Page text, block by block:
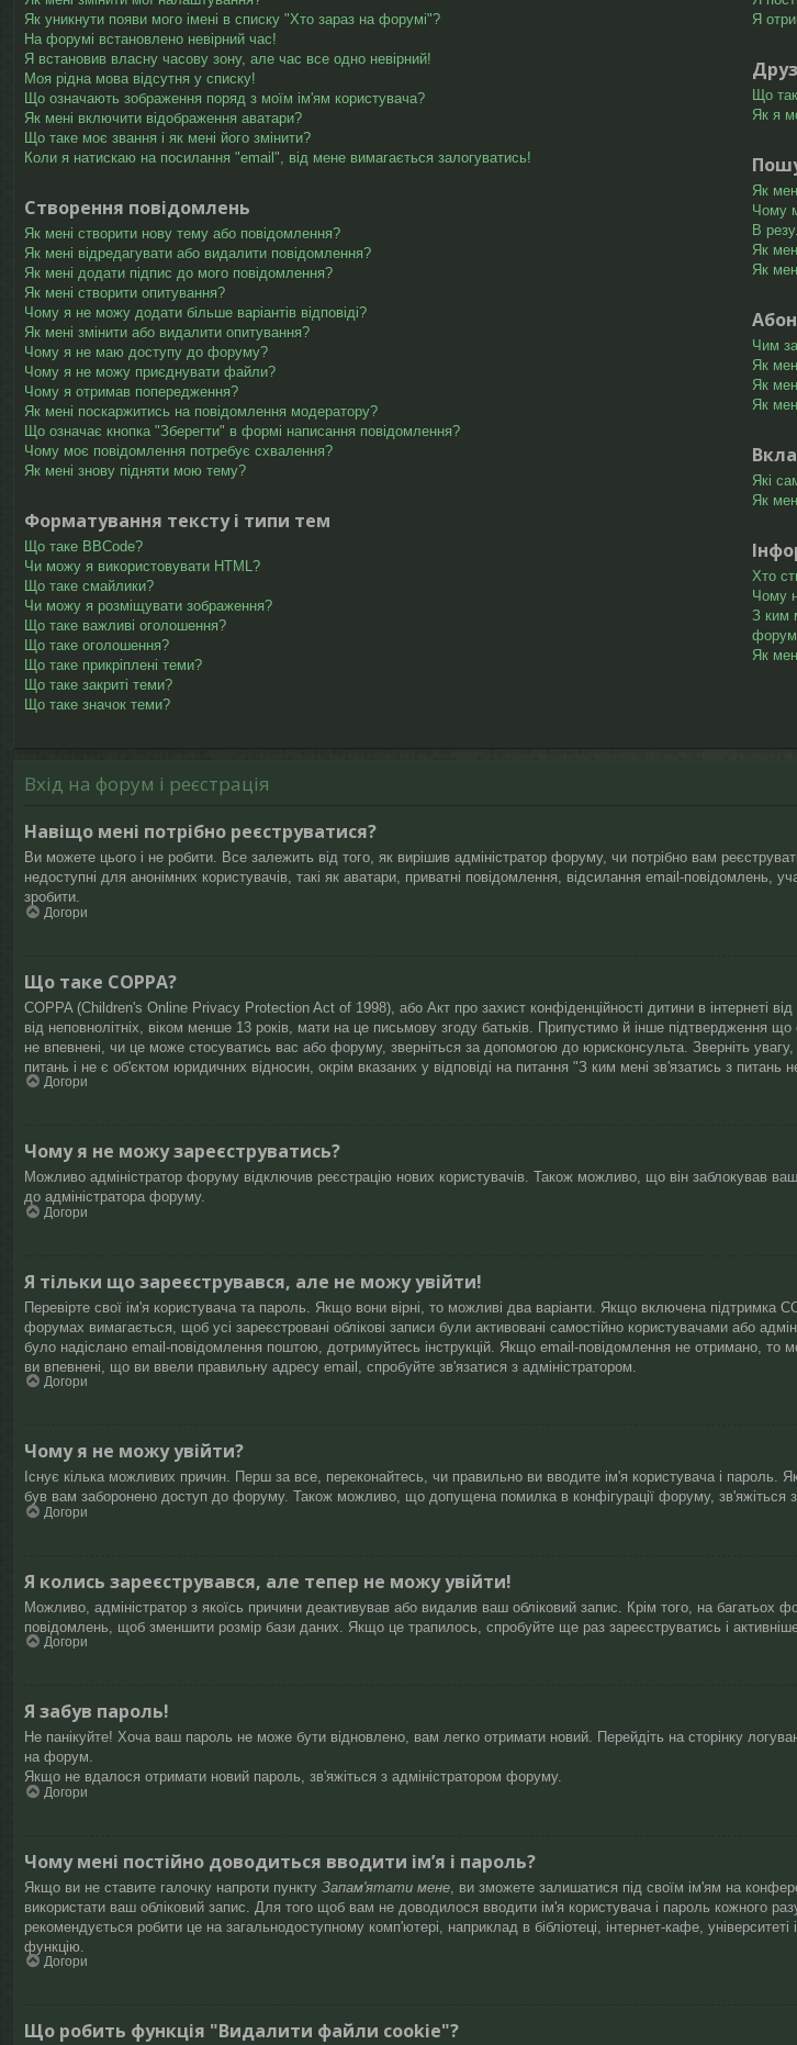
Як уникнути появи мого імені в списку "Хто зараз на форумі"?
На форумі встановлено невірний час!
Я встановив власну часову зону, але час все одно невірний!
Моя рідна мова відсутня у списку!
Що означають зображення поряд з моїм ім'ям користувача?
Як мені включити відображення аватари?
Що таке моє звання і як мені його змінити?
Коли я натискаю на посилання "email", від мене вимагається залогуватись!
Створення повідомлень
Як мені створити нову тему або повідомлення?
Як мені відредагувати або видалити повідомлення?
Як мені додати підпис до мого повідомлення?
Як мені створити опитування?
Чому я не можу додати більше варіантів відповіді?
Як мені змінити або видалити опитування?
Чому я не маю доступу до форуму?
Чому я не можу приєднувати файли?
Чому я отримав попередження?
Як мені поскаржитись на повідомлення модератору?
Що означає кнопка "Зберегти" в формі написання повідомлення?
Чому моє повідомлення потребує схвалення?
Як мені знову підняти мою тему?
Форматування тексту і типи тем
Що таке BBCode?
Чи можу я використовувати HTML?
Що таке смайлики?
Чи можу я розміщувати зображення?
Що таке важливі оголошення?
Що таке оголошення?
Що таке прикріплені теми?
Що таке закриті теми?
Що таке значок теми?
Я
Що
Як я
Як
Чому
В
Як
Як
Чим
Як
Як
Як
Які
Як
Хто
Чому
З ким
Як
Вхід на форум і реєстрація
Навіщо мені потрібно реєструватися?
Ви можете цього і не робити. Все залежить від того, як вирішив адміністратор форуму, чи потрібно вам
недоступні для анонімних користувачів, такі як аватари, приватні повідомлення, відсилання email-
зробити.
Догори
Що таке COPPA?
COPPA (Children's Online Privacy Protection Act of 1998), або Акт про захист конфіденційності дитини в інтернеті
від неповнолітніх, віком менше 13 років, мати на це письмову згоду батьків. Припустимо й інше підтвердження
не впевнені, чи це може стосуватись вас або форуму, зверніться за допомогою до юрисконсульта. Зверніть
питань і не є об'єктом юридичних відносин, окрім вказаних у відповіді на питання "З ким мені зв'язатись з
Догори
Чому я не можу зареєструватись?
Можливо адміністратор форуму відключив реєстрацію нових користувачів. Також можливо, що він заблокував
до адміністратора форуму.
Догори
Я тільки що зареєструвався, але не можу увійти!
Перевірте свої ім'я користувача та пароль. Якщо вони вірні, то можливі два варіанти. Якщо включена підтримка
форумах вимагається, щоб усі зареєстровані облікові записи були активовані самостійно користувачами або
було надіслано email-повідомлення поштою, дотримуйтесь інструкцій. Якщо email-повідомлення не отримано,
ви впевнені, що ви ввели правильну адресу email, спробуйте зв'язатися з адміністратором.
Догори
Чому я не можу увійти?
Існує кілька можливих причин. Перш за все, переконайтесь, чи правильно ви вводите ім'я користувача і пароль.
був вам заборонено доступ до форуму. Також можливо, що допущена помилка в конфігурації форуму, зв'яжіться
Догори
Я колись зареєструвався, але тепер не можу увійти!
Можливо, адміністратор з якоїсь причини деактивував або видалив ваш обліковий запис. Крім того, на багатьох
повідомлень, щоб зменшити розмір бази даних. Якщо це трапилось, спробуйте ще раз зареєструватись і
Догори
Я забув пароль!
Не панікуйте! Хоча ваш пароль не може бути відновлено, вам легко отримати новий. Перейдіть на сторінку
на форум.
Якщо не вдалося отримати новий пароль, зв'яжіться з адміністратором форуму.
Догори
Чому мені постійно доводиться вводити ім’я і пароль?
Якщо ви не ставите галочку напроти пункту Запам'ятати мене , ви зможете залишатися під своїм ім'ям на
використати ваш обліковий запис. Для того щоб вам не доводилося вводити ім'я користувача і пароль кожного
рекомендується робити це на загальнодоступному комп'ютері, наприклад в бібліотеці, інтернет-кафе,
функцію.
Догори
Що робить функція "Видалити файли cookie"?